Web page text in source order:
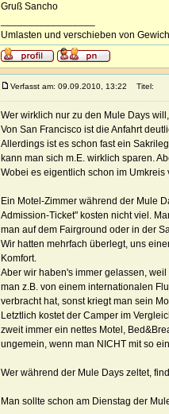
Gruß Sancho
Umlasten und verschieben von
Verfasst am: 09.09.2010, 13:22 Titel:
Wer wirklich nur zu den Mule Days
Von San Francisco ist die Anfahrt
Allerdings ist es schon fast ein
kann man sich m.E. wirklich sparen.
Wobei es eigentlich schon im
Ein Motel-Zimmer während der Mule
Admission-Ticket" kosten nicht viel.
man auf dem Fairground oder in der
Wir hatten mehrfach überlegt, uns
Komfort.
Aber wir haben's immer gelassen,
man z.B. von einem internationalen
verbracht hat, sonst kriegt man sein
Letztlich kostet der Camper im
zweit immer ein nettes Motel,
ungemein, wenn man NICHT mit so
Wer während der Mule Days zeltet,
Man sollte schon am Dienstag der